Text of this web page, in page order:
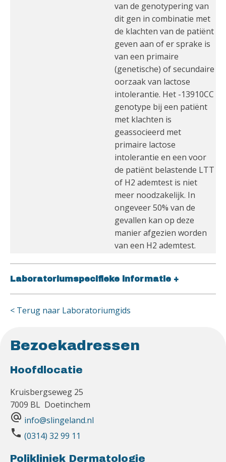
van de genotypering van
dit gen in combinatie met
de klachten van de patiënt
geven aan of er sprake is
van een primaire
(genetische) of secundaire
oorzaak van lactose
intolerantie. Het -13910CC
genotype bij een patiënt
met klachten is
geassocieerd met
primaire lactose
intolerantie en een voor
de patiënt belastende LTT
of H2 ademtest is niet
meer noodzakelijk. In
ongeveer 50% van de
gevallen kan op deze
manier afgezien worden
van een H2 ademtest.
Laboratoriumspecifieke informatie +
< Terug naar Laboratoriumgids
Bezoekadressen
Hoofdlocatie
Kruisbergseweg 25
7009 BL Doetinchem
alternate_email info@slingeland.nl
phone (0314) 32 99 11
Polikliniek Dermatologie